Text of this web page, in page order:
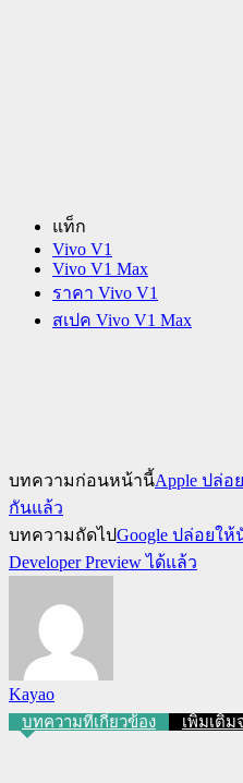
แท็ก
Vivo V1
Vivo V1 Max
ราคา Vivo V1
สเปค Vivo V1 Max
บทความก่อนหน้านี้Apple ปล่อ
กันแล้ว
บทความถัดไปGoogle ปล่อยใ
Developer Preview ได้แล้ว
Kayao
บทความที่เกี่ยวข้อง เพิ่มเติม